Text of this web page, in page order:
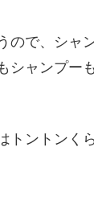
ので、シャ
シャンプー
トントンく